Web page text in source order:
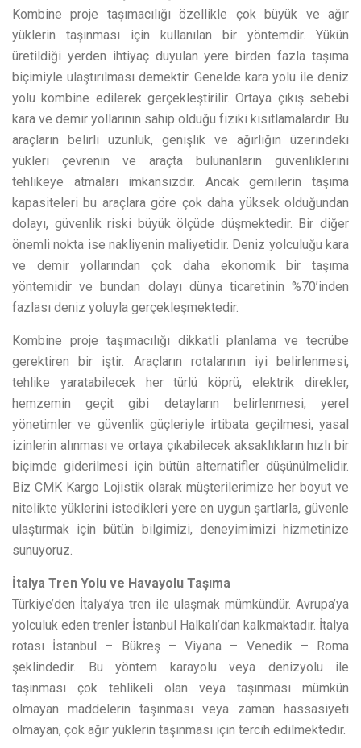
Kombine proje taşımacılığı özellikle çok büyük ve ağır
yüklerin taşınması için kullanılan bir yöntemdir. Yükün
üretildiği yerden ihtiyaç duyulan yere birden fazla taşıma
biçimiyle ulaştırılması demektir. Genelde kara yolu ile deniz
yolu kombine edilerek gerçekleştirilir. Ortaya çıkış sebebi
kara ve demir yollarının sahip olduğu fiziki kısıtlamalardır. Bu
araçların belirli uzunluk, genişlik ve ağırlığın üzerindeki
yükleri çevrenin ve araçta bulunanların güvenliklerini
tehlikeye atmaları imkansızdır. Ancak gemilerin taşıma
kapasiteleri bu araçlara göre çok daha yüksek olduğundan
dolayı, güvenlik riski büyük ölçüde düşmektedir. Bir diğer
önemli nokta ise nakliyenin maliyetidir. Deniz yolculuğu kara
ve demir yollarından çok daha ekonomik bir taşıma
yöntemidir ve bundan dolayı dünya ticaretinin %70’inden
fazlası deniz yoluyla gerçekleşmektedir.
Kombine proje taşımacılığı dikkatli planlama ve tecrübe
gerektiren bir iştir. Araçların rotalarının iyi belirlenmesi,
tehlike yaratabilecek her türlü köprü, elektrik direkler,
hemzemin geçit gibi detayların belirlenmesi, yerel
yönetimler ve güvenlik güçleriyle irtibata geçilmesi, yasal
izinlerin alınması ve ortaya çıkabilecek aksaklıkların hızlı bir
biçimde giderilmesi için bütün alternatifler düşünülmelidir.
Biz CMK Kargo Lojistik olarak müşterilerimize her boyut ve
nitelikte yüklerini istedikleri yere en uygun şartlarla, güvenle
ulaştırmak için bütün bilgimizi, deneyimimizi hizmetinize
sunuyoruz.
İtalya Tren Yolu ve Havayolu Taşıma
Türkiye’den İtalya’ya tren ile ulaşmak mümkündür. Avrupa’ya
yolculuk eden trenler İstanbul Halkalı’dan kalkmaktadır. İtalya
rotası İstanbul – Bükreş – Viyana – Venedik – Roma
şeklindedir. Bu yöntem karayolu veya denizyolu ile
taşınması çok tehlikeli olan veya taşınması mümkün
olmayan maddelerin taşınması veya zaman hassasiyeti
olmayan, çok ağır yüklerin taşınması için tercih edilmektedir.